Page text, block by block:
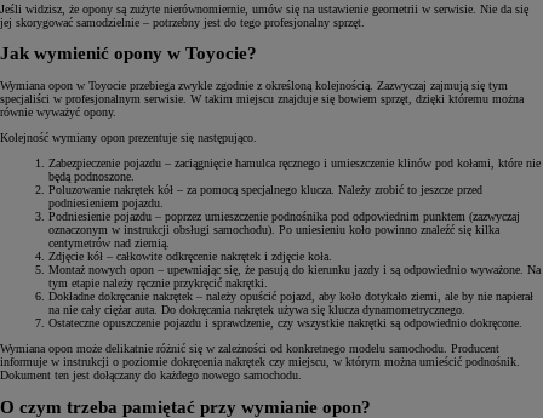
Jeśli widzisz, że opony są zużyte nierównomiernie, umów się na ustawienie geometrii w serwisie. Nie da się
jej skorygować samodzielnie – potrzebny jest do tego profesjonalny sprzęt.
Jak wymienić opony w Toyocie?
Wymiana opon w Toyocie przebiega zwykle zgodnie z określoną kolejnością. Zazwyczaj zajmują się tym
specjaliści w profesjonalnym serwisie. W takim miejscu znajduje się bowiem sprzęt, dzięki któremu można
równie wyważyć opony.
Kolejność wymiany opon prezentuje się następująco.
Zabezpieczenie pojazdu – zaciągnięcie hamulca ręcznego i umieszczenie klinów pod kołami, które nie
będą podnoszone.
Poluzowanie nakrętek kół – za pomocą specjalnego klucza. Należy zrobić to jeszcze przed
podniesieniem pojazdu.
Podniesienie pojazdu – poprzez umieszczenie podnośnika pod odpowiednim punktem (zazwyczaj
oznaczonym w instrukcji obsługi samochodu). Po uniesieniu koło powinno znaleźć się kilka
centymetrów nad ziemią.
Zdjęcie kół – całkowite odkręcenie nakrętek i zdjęcie koła.
Montaż nowych opon – upewniając się, że pasują do kierunku jazdy i są odpowiednio wyważone. Na
tym etapie należy ręcznie przykręcić nakrętki.
Dokładne dokręcanie nakrętek – należy opuścić pojazd, aby koło dotykało ziemi, ale by nie napierał
na nie cały ciężar auta. Do dokręcania nakrętek używa się klucza dynamometrycznego.
Ostateczne opuszczenie pojazdu i sprawdzenie, czy wszystkie nakrętki są odpowiednio dokręcone.
Wymiana opon może delikatnie różnić się w zależności od konkretnego modelu samochodu. Producent
informuje w instrukcji o poziomie dokręcenia nakrętek czy miejscu, w którym można umieścić podnośnik.
Dokument ten jest dołączany do każdego nowego samochodu.
O czym trzeba pamiętać przy wymianie opon?